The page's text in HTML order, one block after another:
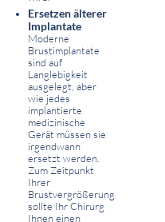
Ersetzen älterer
Implantate
Moderne
Brustimplantate
sind auf
Langlebigkeit
ausgelegt, aber
wie jedes
implantierte
medizinische
Gerät müssen sie
irgendwann
ersetzt werden.
Zum Zeitpunkt
Ihrer
Brustvergrößerung
sollte Ihr Chirurg
Ihnen einen